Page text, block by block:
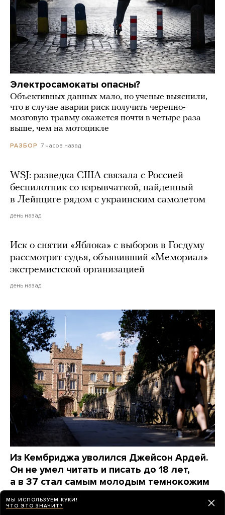
Электросамокаты опасны?
Объективных данных мало, но ученые выяснили,
что в случае аварии риск получить черепно-
мозговую травму окажется почти в четыре раза
выше, чем на мотоцикле
РАЗБОР 7 часов назад
WSJ: разведка США связала с Россией
беспилотник со взрывчаткой, найденный
в Лейпциге рядом с украинским самолетом
день назад
Иск о снятии «Яблока» с выборов в Госдуму
рассмотрит судья, объявивший «Мемориал»
экстремистской организацией
день назад
Из Кембриджа уволился Джейсон Ардей.
Он не умел читать и писать до 18 лет,
а в 37 стал самым молодым темнокожим
профессором в университете
Сейчас его обвинили в плагиате, а к его биографии
МЫ ИСПОЛЬЗУЕМ КУКИ!
ЧТО ЭТО ЗНАЧИТ?